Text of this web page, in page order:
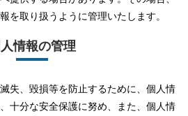
を取り扱うように管理いたします。
情報の管理
失、毀損等を防止するために、個人情
十分な安全保護に努め、また、個人情